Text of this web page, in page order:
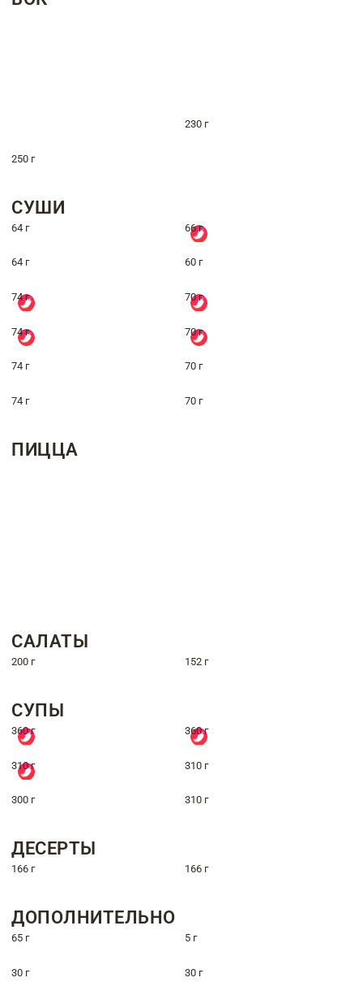
230 г
250 г
СУШИ
64 г 66 г
64 г 60 г
74 г 70 г
74 г 70 г
74 г 70 г
74 г 70 г
ПИЦЦА
САЛАТЫ
200 г 152 г
СУПЫ
360 г 360 г
310 г 310 г
300 г 310 г
ДЕСЕРТЫ
166 г 166 г
ДОПОЛНИТЕЛЬНО
65 г 5 г
30 г 30 г